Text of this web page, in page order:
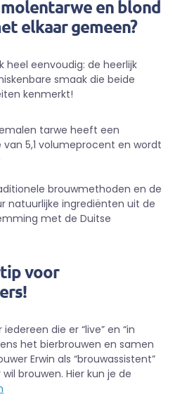
en blond
elkaar gemeen?
heel eenvoudig: de heerlijk
smaak die beide
kenmerkt!
tarwe heeft een
5,1 volumeprocent en wordt
brouwmethoden en de
natuurlijke ingrediënten uit de
met de Duitse
voor
die er “live” en “in
het bierbrouwen en samen
Erwin als “brouwassistent”
brouwen. Hier kun je de